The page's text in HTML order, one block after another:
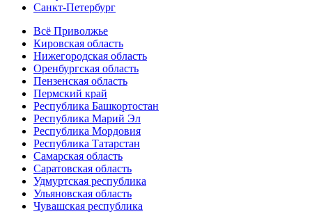
Санкт-Петербург
Всё Приволжье
Кировская область
Нижегородская область
Оренбургская область
Пензенская область
Пермский край
Республика Башкортостан
Республика Марий Эл
Республика Мордовия
Республика Татарстан
Самарская область
Саратовская область
Удмуртская республика
Ульяновская область
Чувашская республика